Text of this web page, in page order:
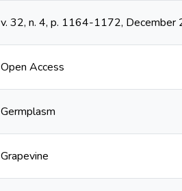
v. 32, n. 4, p. 1164-1172, December
Open Access
Germplasm
Grapevine